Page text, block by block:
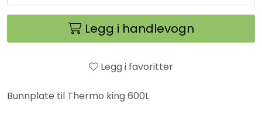
Legg i handlevogn
Legg i favoritter
Bunnplate til Thermo king 600L